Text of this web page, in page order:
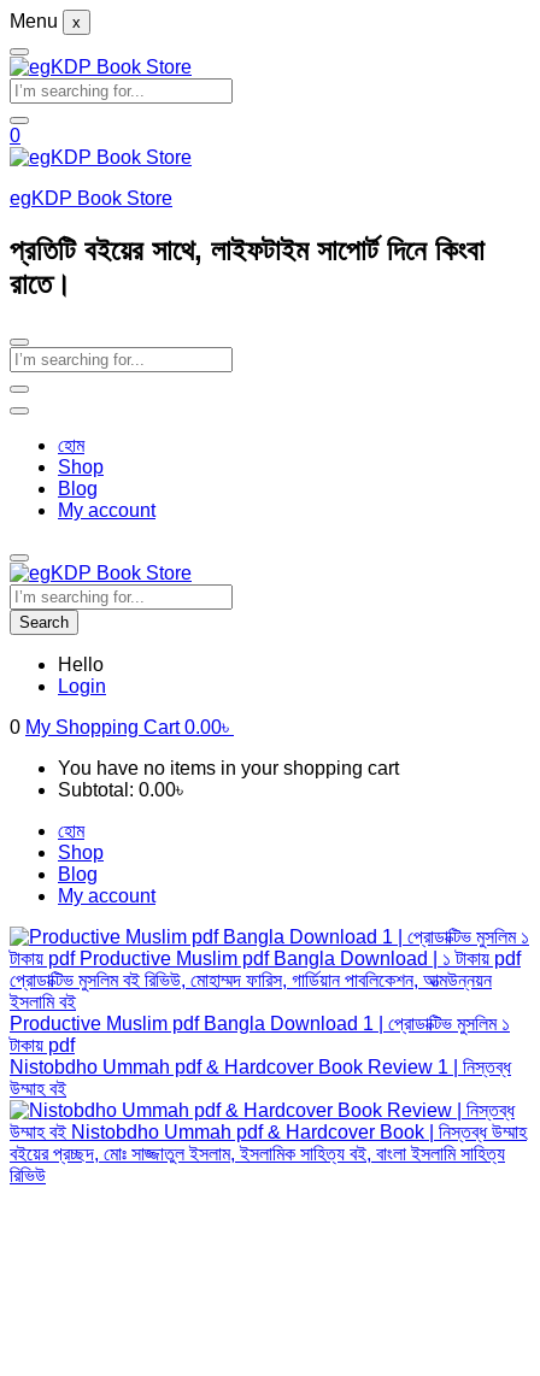
Menu x
0
egKDP Book Store
প্রতিটি বইয়ের সাথে, লাইফটাইম সাপোর্ট দিনে কিংবা
রাতে।
হোম
Shop
Blog
My account
Search
Hello
Login
0 My Shopping Cart0.00৳
You have no items in your shopping cart
Subtotal: 0.00৳
হোম
Shop
Blog
My account
Productive Muslim pdf Bangla Download 1 | প্রোডাক্টিভ মুসলিম ১
টাকায় pdf
Nistobdho Ummah pdf & Hardcover Book Review 1 | নিস্তব্ধ
উম্মাহ বই